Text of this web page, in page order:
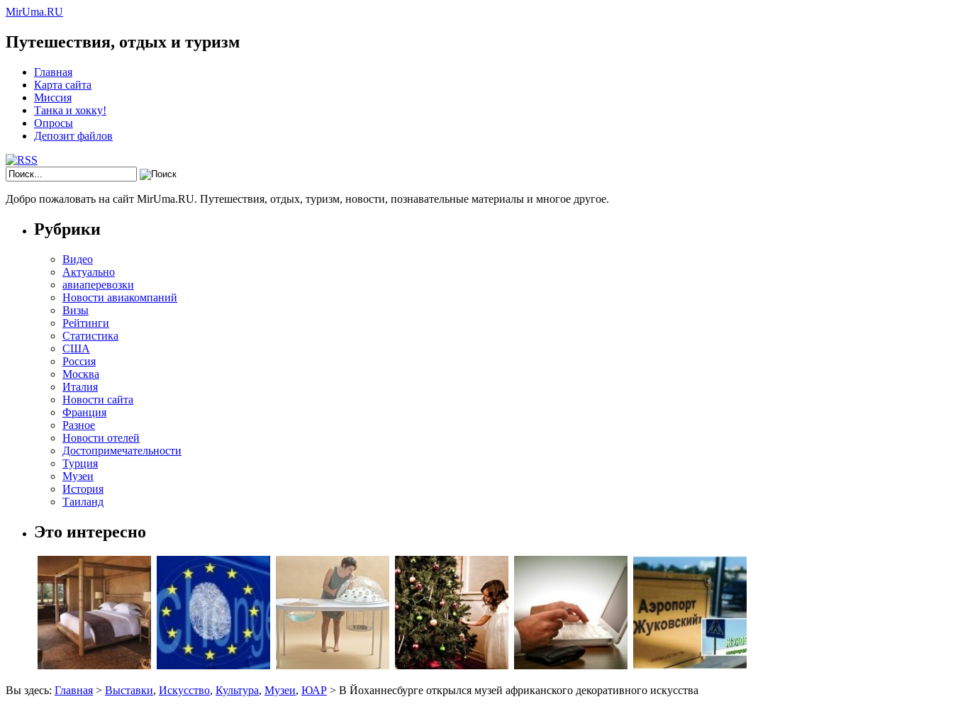
MirUma.RU
Путешествия, отдых и туризм
Главная
Карта сайта
Миссия
Танка и хокку!
Опросы
Депозит файлов
Добро пожаловать на сайт MirUma.RU. Путешествия, отдых, туризм, новости, познавательные материалы и многое другое.
Рубрики
Видео
Актуально
авиаперевозки
Новости авиакомпаний
Визы
Рейтинги
Статистика
США
Россия
Москва
Италия
Новости сайта
Франция
Разное
Новости отелей
Достопримечательности
Турция
Музеи
История
Таиланд
Это интересно
Вы здесь: Главная > Выставки, Искусство, Культура, Музеи, ЮАР > В Йоханнесбурге открылся музей африканского декоративного искусства